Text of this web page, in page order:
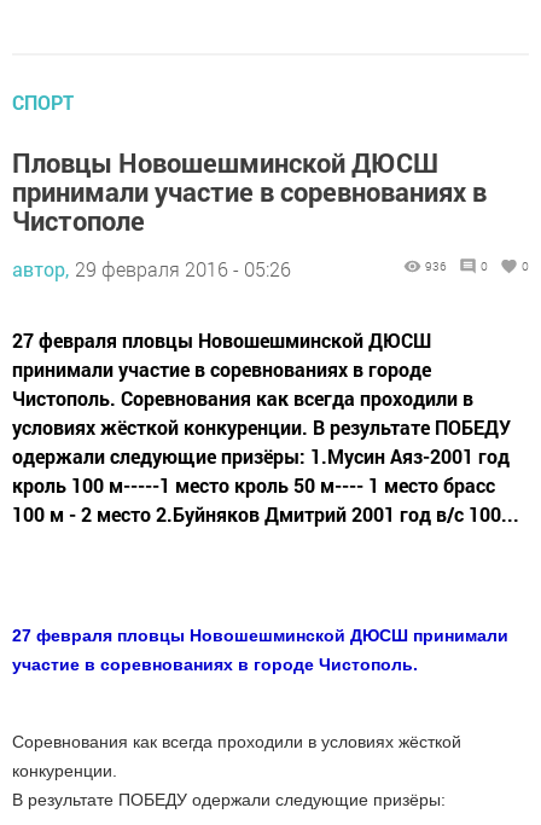
СПОРТ
Пловцы Новошешминской ДЮСШ
принимали участие в соревнованиях в
Чистополе
автор, 29 февраля 2016 - 05:26 936 0 0
27 февраля пловцы Новошешминской ДЮСШ
принимали участие в соревнованиях в городе
Чистополь. Соревнования как всегда проходили в
условиях жёсткой конкуренции. В результате ПОБЕДУ
одержали следующие призёры: 1.Мусин Аяз-2001 год
кроль 100 м-----1 место кроль 50 м---- 1 место брасс
100 м - 2 место 2.Буйняков Дмитрий 2001 год в/с 100...
27 февраля пловцы Новошешминской ДЮСШ принимали
участие в соревнованиях в городе Чистополь.
Соревнования как всегда проходили в условиях жёсткой
конкуренции.
В результате ПОБЕДУ одержали следующие призёры: